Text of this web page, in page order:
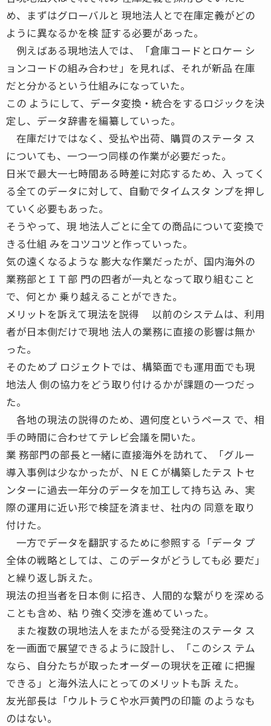
め、まずはグローバルと 現地法人とで在庫定義がどの
ように異なるかを検 証する必要があった。
例えばある現地法人では、「倉庫コードとロケー シ
ョンコードの組み合わせ」を見れば、それが新品 在庫
だと分かるという仕組みになっていた。
この ようにして、データ変換・統合をするロジックを決
定し、データ辞書を編纂していった。
在庫だけではなく、受払や出荷、購買のステータ ス
についても、一つ一つ同様の作業が必要だった。
日米で最大一七時間ある時差に対応するため、入 ってく
る全てのデータに対して、自動でタイムスタ ンプを押し
ていく必要もあった。
そうやって、現 地法人ごとに全ての商品について変換で
きる仕組 みをコツコツと作っていった。
気の遠くなるような 膨大な作業だったが、国内海外の
業務部とＩＴ部 門の四者が一丸となって取り組むこと
で、何とか 乗り越えることができた。
メリットを訴えて現法を説得 以前のシステムは、利用
者が日本側だけで現地 法人の業務に直接の影響は無か
った。
そのためプ ロジェクトでは、構築面でも運用面でも現
地法人 側の協力をどう取り付けるかが課題の一つだっ
た。
各地の現法の説得のため、週何度というペース で、相
手の時間に合わせてテレビ会議を開いた。
業 務部門の部長と一緒に直接海外を訪れて、「グルー
導入事例は少なかったが、ＮＥＣが構築したテス トセ
ンターに過去一年分のデータを加工して持ち込 み、実
際の運用に近い形で検証を済ませ、社内の 同意を取り
付けた。
一方でデータを翻訳するために参照する「データ プ
全体の戦略としては、このデータがどうしても必 要だ」
と繰り返し訴えた。
現法の担当者を日本側 に招き、人間的な繋がりを深める
ことも含め、粘 り強く交渉を進めていった。
また複数の現地法人をまたがる受発注のステータ ス
を一画面で展望できるように設計し、「このシス テム
なら、自分たちが取ったオーダーの現状を正確 に把握
できる」と海外法人にとってのメリットも訴 えた。
友光部長は「ウルトラＣや水戸黄門の印籠 のようなも
のはない。